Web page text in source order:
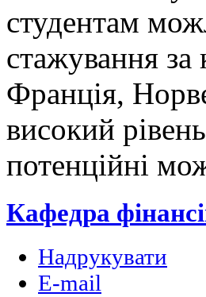
студентам
стажування за
Франція,
високий
потенційні
Кафедра
Надрукувати
E-mail